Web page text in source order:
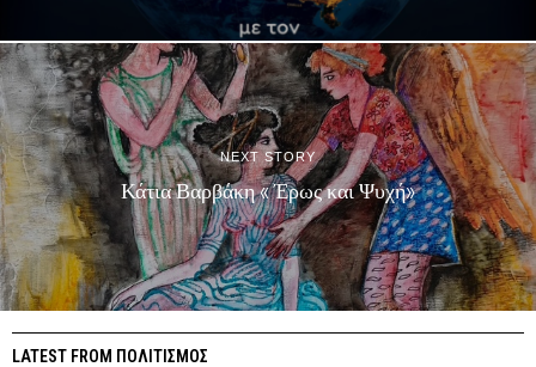
NEXT STORY
Κάτια Βαρβάκη « Έρως και Ψυχή»
LATEST FROM ΠΟΛΙΤΙΣΜΟΣ